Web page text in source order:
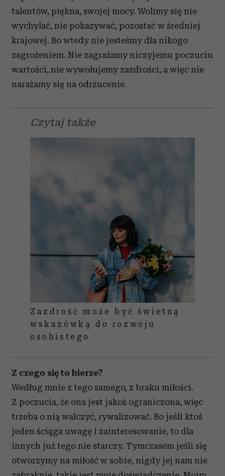
talentów, piękna, swojej mocy. Wolimy się nie
wychylać, nie pokazywać, pozostać w średniej
krajowej. Bo wtedy nie jesteśmy dla nikogo
zagrożeniem. Nie zagrażamy niczyjemu poczuciu
wartości, nie wywołujemy zazdrości, a więc nie
narażamy się na odrzucenie.
Czytaj także
Zazdrość może być świetną
wskazówką do rozwoju
osobistego
Z czego się to bierze?
Według mnie z tego samego, z braku miłości.
Z poczucia, że ona jest jakoś ograniczona, więc
trzeba o nią walczyć, rywalizować. Bo jeśli ktoś
jeden ściąga uwagę i zainteresowanie, to dla
innych już tego nie starczy. Tymczasem jeśli się
otworzymy na miłość w sobie, nigdy jej nam nie